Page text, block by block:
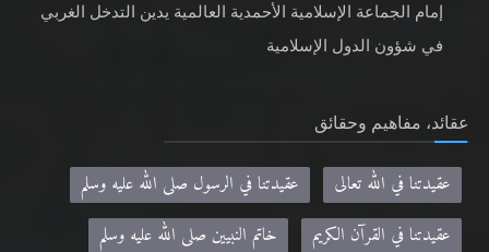
إمام الجماعة الإسلامية الأحمدية العالمية يدين التدخل الغربي
في شؤون الدول الإسلامية
عقائد، مفاهيم وحقائق
عقيدتنا في الله تعالى
عقيدتنا في الرسول صلى الله عليه وسلم
عقيدتنا في القرآن الكريم
خاتم النبيين صلى الله عليه وسلم